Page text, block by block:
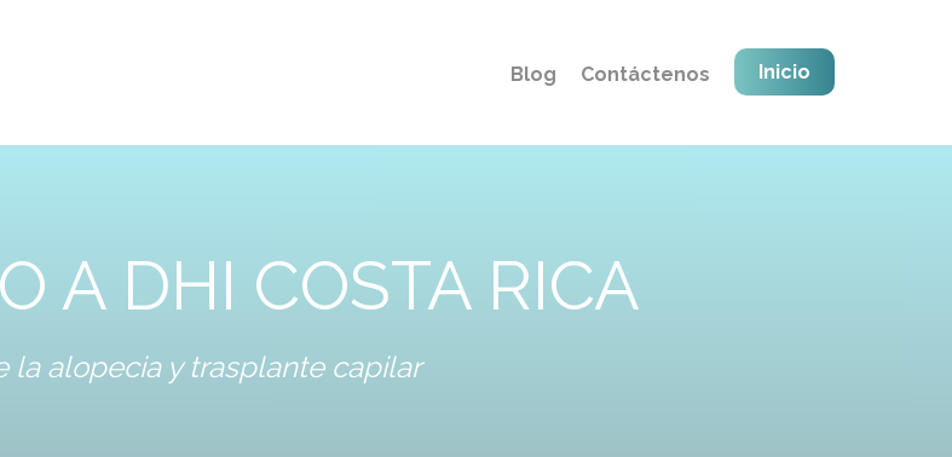
Blog Contáctenos Inicio
A DHI COSTA RICA
la alopecia y trasplante capilar